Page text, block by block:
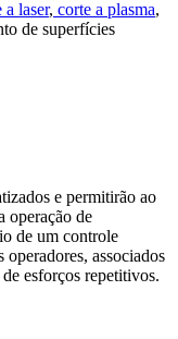
a laser, corte a plasma,
de superfícies
e permitirão ao
operação de
de um controle
operadores, associados
esforços repetitivos.